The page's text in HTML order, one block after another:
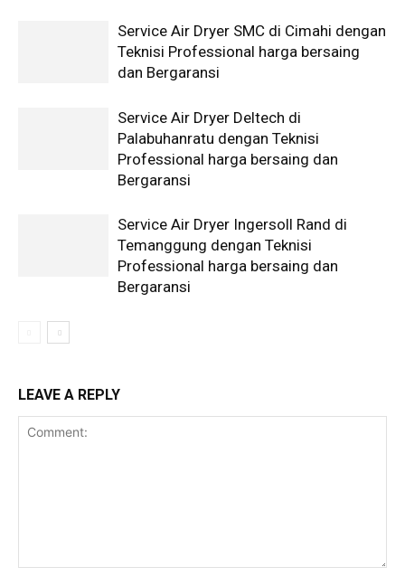
Service Air Dryer SMC di Cimahi dengan
Teknisi Professional harga bersaing
dan Bergaransi
Service Air Dryer Deltech di
Palabuhanratu dengan Teknisi
Professional harga bersaing dan
Bergaransi
Service Air Dryer Ingersoll Rand di
Temanggung dengan Teknisi
Professional harga bersaing dan
Bergaransi
LEAVE A REPLY